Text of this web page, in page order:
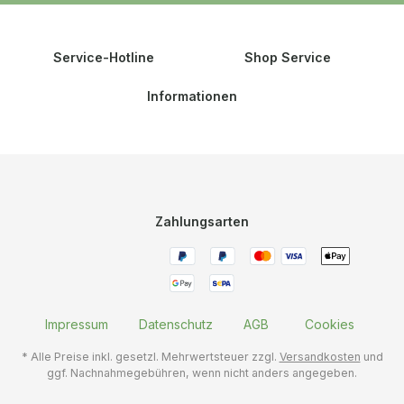
Service-Hotline Shop Service
Informationen
Zahlungsarten
Impressum Datenschutz AGB Cookies
* Alle Preise inkl. gesetzl. Mehrwertsteuer zzgl. Versandkosten und
ggf. Nachnahmegebühren, wenn nicht anders angegeben.